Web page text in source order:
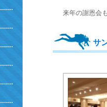
来年の謝恩会
サ